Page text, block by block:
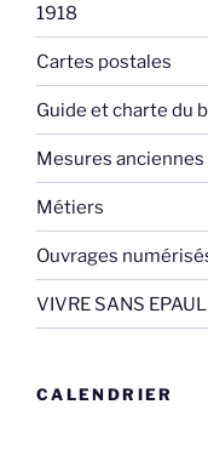
1918
Cartes postales
Guide et charte du
Mesures anciennes
Métiers
Ouvrages
VIVRE SANS
CALENDRIER